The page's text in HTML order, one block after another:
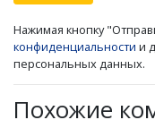
Нажимая кнопку
конфиденциальности и
персональных данных.
Похожие